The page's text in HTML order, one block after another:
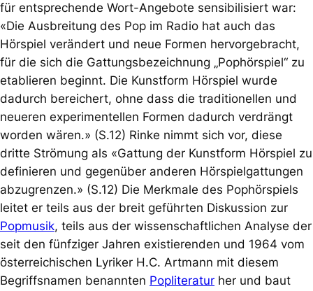
für entsprechende Wort-Angebote sensibilisiert war:
«Die Ausbreitung des Pop im Radio hat auch das
Hörspiel verändert und neue Formen hervorgebracht,
für die sich die Gattungsbezeichnung „Pophörspiel“ zu
etablieren beginnt. Die Kunstform Hörspiel wurde
dadurch bereichert, ohne dass die traditionellen und
neueren experimentellen Formen dadurch verdrängt
worden wären.» (S.12) Rinke nimmt sich vor, diese
dritte Strömung als «Gattung der Kunstform Hörspiel zu
definieren und gegenüber anderen Hörspielgattungen
abzugrenzen.» (S.12) Die Merkmale des Pophörspiels
leitet er teils aus der breit geführten Diskussion zur
Popmusik, teils aus der wissenschaftlichen Analyse der
seit den fünfziger Jahren existierenden und 1964 vom
österreichischen Lyriker H.C. Artmann mit diesem
Begriffsnamen benannten Popliteratur her und baut